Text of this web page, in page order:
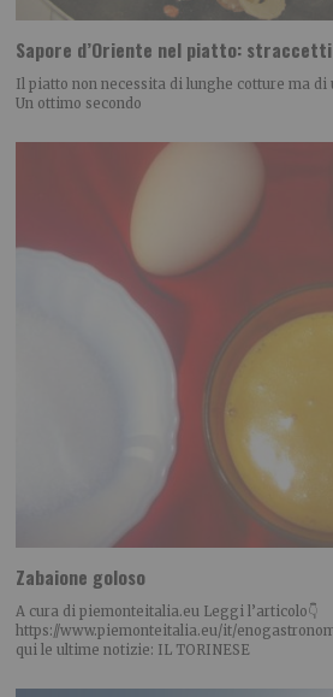
Sapore d’Oriente nel piatto:
Il piatto non necessita di lunghe cotture ma
Un ottimo secondo
Zabaione goloso
A cura di piemonteitalia.eu Leggi l’articolo👇
https://www.piemonteitalia.eu/it/
qui le ultime notizie: IL TORINESE